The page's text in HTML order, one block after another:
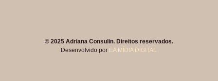
© 2025 Adriana Consulin. Direitos reservados.
Desenvolvido por EA MÍDIA DIGITAL